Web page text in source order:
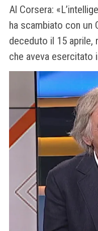
Al Corsera:
ha scambiato con un
deceduto il 15 aprile,
che aveva esercitato